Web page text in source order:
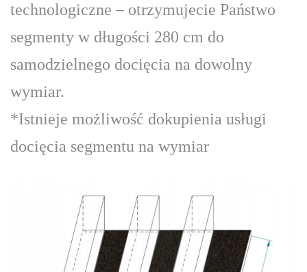
technologiczne – otrzymujecie Państwo
segmenty w długości 280 cm do
samodzielnego docięcia na dowolny
wymiar.
*Istnieje możliwość dokupienia usługi
docięcia segmentu na wymiar